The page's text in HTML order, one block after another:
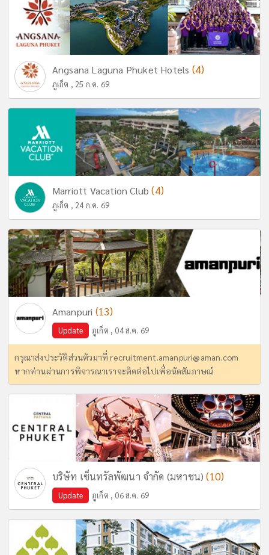
Angsana Laguna Phuket Hotels (4)
ภูเก็ต , 25 ก.ค. 69
Marriott Vacation Club(4)
ภูเก็ต , 24 ก.ค. 69
Amanpuri (13)
Update ภูเก็ต , 04 ส.ค. 69
กรุณาส่งประวัติส่วนตัวมาที่recruitment.amanpuri@aman.com
หากท่านผ่านการพิจารณาเราจะติดต่อไปเพื่อนัดสัมภาษณ์
บริษัท เซ็นทรัลพัฒนา จำกัด (มหาชน)(10)
Update ภูเก็ต , 06 ส.ค. 69